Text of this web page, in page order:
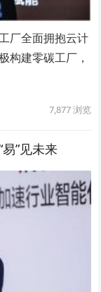
厂全面拥抱云计
构建零碳工厂，
7,877浏览
”见未来